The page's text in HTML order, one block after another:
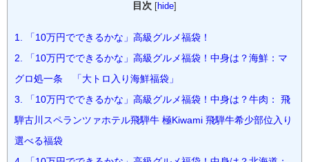
目次 hide
1. 「10万円でできるかな」高級グルメ福袋！
2. 「10万円でできるかな」高級グルメ福袋！中身は？海鮮：マ
グロ処一条 「大トロ入り海鮮福袋」
3. 「10万円でできるかな」高級グルメ福袋！中身は？牛肉： 飛
騨古川スペランツァホテル飛騨牛 極Kiwami 飛騨牛希少部位入り
選べる福袋